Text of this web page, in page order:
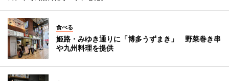
食べる
姫路・みゆき通りに「博多うずまき」 野菜巻き串
や九州料理を提供